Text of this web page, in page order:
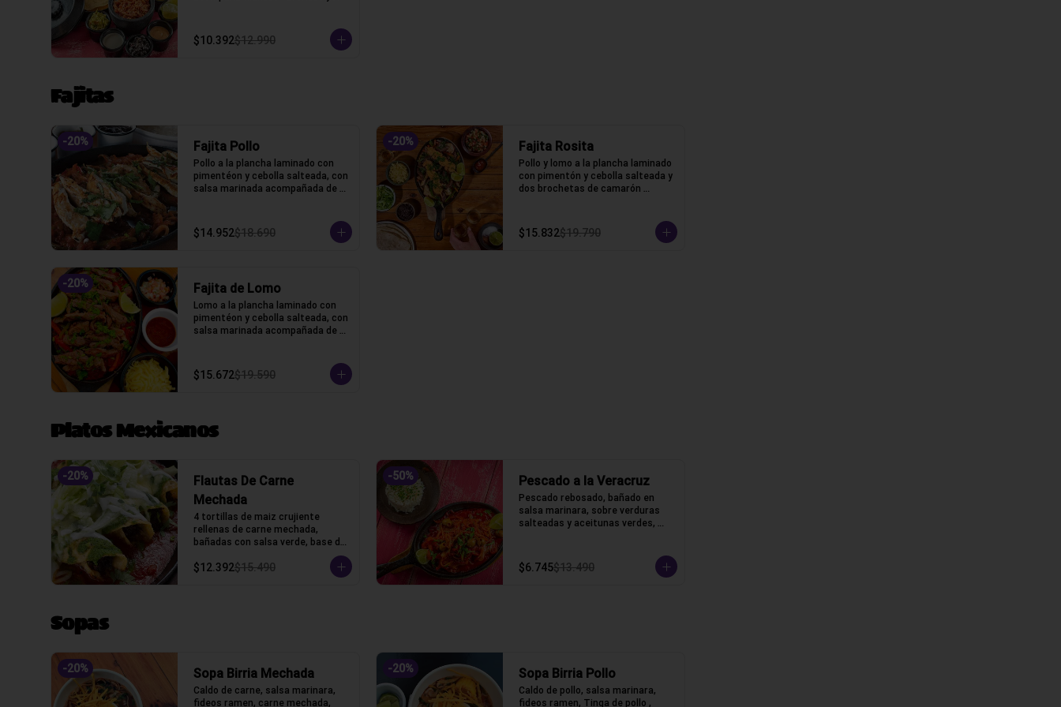
$10.392$12.990
Fajitas
-20% Fajita Pollo
Pollo a la plancha laminado con
pimentéon y cebolla salteada, con
salsa marinada acompañada de
trigo.
$14.952$18.690
-20% Fajita Rosita
Pollo y lomo a la plancha laminado
con pimentón y cebolla salteada y
dos brochetas de camarón
tortillas de harina de trigo.
$15.832$19.790
-20% Fajita de Lomo
Lomo a la plancha laminado con
pimentéon y cebolla salteada, con
salsa marinada acompañada de
trigo.
$15.672$19.590
Platos Mexicanos
-20%
Flautas De Carne
Mechada
4 tortillas de maiz crujiente
rellenas de carne mechada,
bañadas con salsa verde, base de
gratinado con queso gauda,
$12.392$15.490
-50% Pescado a la Veracruz
Pescado rebosado, bañado en
salsa marinara, sobre verduras
salteadas y aceitunas verdes,
$6.745$13.490
Sopas
-20% Sopa Birria Mechada
Caldo de carne, salsa marinara,
fideos ramen, carne mechada,
-20% Sopa Birria Pollo
Caldo de pollo, salsa marinara,
fideos ramen, Tinga de pollo ,